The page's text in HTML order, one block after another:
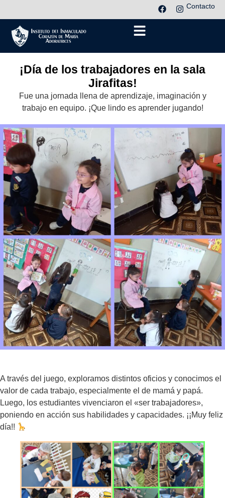
Contacto
¡Día de los trabajadores en la sala
Jirafitas!
Fue una jornada llena de aprendizaje, imaginación y
trabajo en equipo. ¡Que lindo es aprender jugando!
A través del juego, exploramos distintos oficios y conocimos el
valor de cada trabajo, especialmente el de mamá y papá.
Luego, los estudiantes vivenciaron el «ser trabajadores»,
poniendo en acción sus habilidades y capacidades. ¡¡Muy feliz
día!!